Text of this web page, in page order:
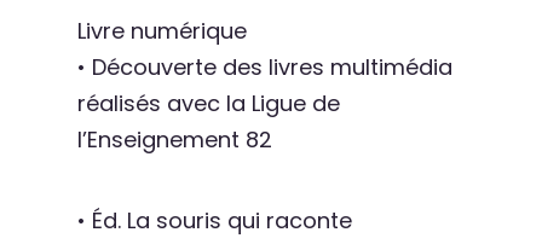
Livre numérique
• Découverte des livres multimédia
réalisés avec la Ligue de
l’Enseignement 82
• Éd. La souris qui raconte